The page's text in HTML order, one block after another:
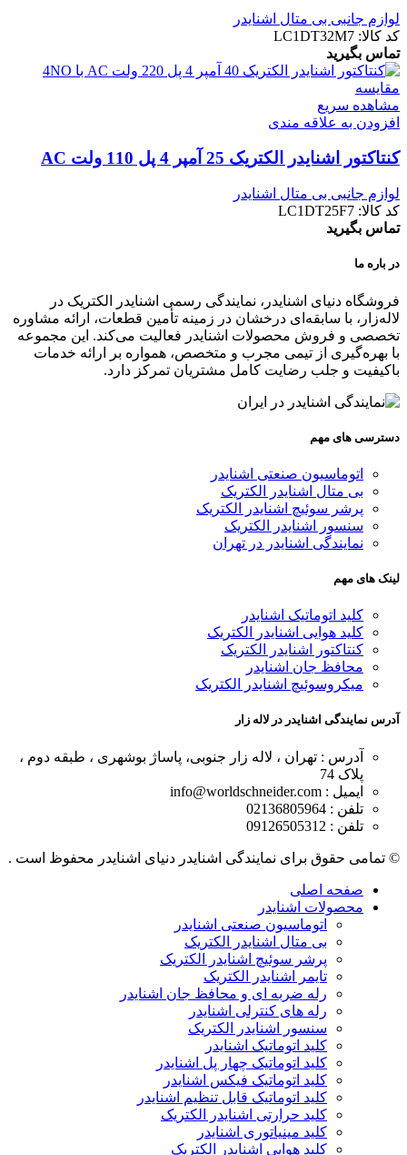
لوازم جانبی بی متال اشنایدر
کد کالا: LC1DT32M7
تماس بگیرید
مقایسه
مشاهده سریع
افزودن به علاقه مندی
کنتاکتور اشنایدر الکتریک 25 آمپر 4 پل 110 ولت AC
لوازم جانبی بی متال اشنایدر
کد کالا: LC1DT25F7
تماس بگیرید
در باره ما
فروشگاه دنیای اشنایدر، نمایندگی رسمی اشنایدر الکتریک در
لاله‌زار، با سابقه‌ای درخشان در زمینه تأمین قطعات، ارائه مشاوره
تخصصی و فروش محصولات اشنایدر فعالیت می‌کند. این مجموعه
با بهره‌گیری از تیمی مجرب و متخصص، همواره بر ارائه خدمات
باکیفیت و جلب رضایت کامل مشتریان تمرکز دارد.
دسترسی های مهم
اتوماسیون صنعتی اشنایدر
بی متال اشنایدر الکتریک
پرشر سوئیچ اشنایدر الکتریک
سنسور اشنایدر الکتریک
نمایندگی اشنایدر در تهران
لینک های مهم
کلید اتوماتیک اشنایدر
کلید هوایی اشنایدر الکتریک
کنتاکتور اشنایدر الکتریک
محافظ جان اشنایدر
میکروسوئیچ اشنایدر الکتریک
آدرس نمایندگی اشنایدر در لاله زار
آدرس : تهران ، لاله زار جنوبی، پاساژ بوشهری ، طبقه دوم ،
پلاک 74
ایمیل : info@worldschneider.com
تلفن : 02136805964
تلفن : 09126505312
© تمامی حقوق برای نمایندگی اشنایدر دنیای اشنایدر محفوظ است .
صفحه اصلی
محصولات اشنایدر
اتوماسیون صنعتی اشنایدر
بی متال اشنایدر الکتریک
پرشر سوئیچ اشنایدر الکتریک
تایمر اشنایدر الکتریک
رله ضربه ای و محافظ جان اشنایدر
رله های کنترلی اشنایدر
سنسور اشنایدر الکتریک
کلید اتوماتیک اشنایدر
کلید اتوماتیک چهار پل اشنایدر
کلید اتوماتیک فیکس اشنایدر
کلید اتوماتیک قابل تنظیم اشنایدر
کلید حرارتی اشنایدر الکتریک
کلید مينياتوری اشنایدر
کلید هوایی اشنایدر الکتریک